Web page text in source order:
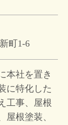
町1-6
本社を置き
に特化した
工事、屋根
屋根塗装、